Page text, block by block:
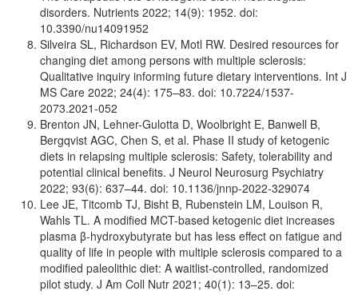
disorders. Nutrients 2022; 14(9): 1952. doi:
10.3390/nu14091952
Silveira SL, Richardson EV, Motl RW. Desired resources for
changing diet among persons with multiple sclerosis:
Qualitative inquiry informing future dietary interventions. Int J
MS Care 2022; 24(4): 175–83. doi: 10.7224/1537-
2073.2021-052
Brenton JN, Lehner-Gulotta D, Woolbright E, Banwell B,
Bergqvist AGC, Chen S, et al. Phase II study of ketogenic
diets in relapsing multiple sclerosis: Safety, tolerability and
potential clinical benefits. J Neurol Neurosurg Psychiatry
2022; 93(6): 637–44. doi: 10.1136/jnnp-2022-329074
Lee JE, Titcomb TJ, Bisht B, Rubenstein LM, Louison R,
Wahls TL. A modified MCT-based ketogenic diet increases
plasma β-hydroxybutyrate but has less effect on fatigue and
quality of life in people with multiple sclerosis compared to a
modified paleolithic diet: A waitlist-controlled, randomized
pilot study. J Am Coll Nutr 2021; 40(1): 13–25. doi: